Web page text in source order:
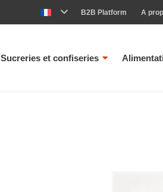
B2B Platform A
Sucreries et confiseries